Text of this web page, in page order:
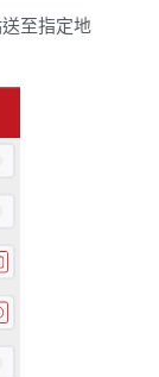
至指定地